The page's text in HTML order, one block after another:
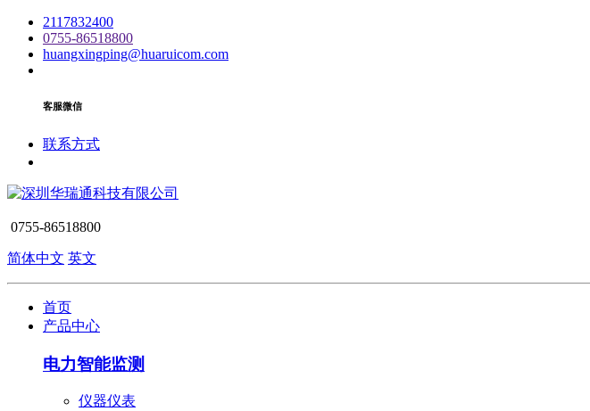
2117832400
0755-86518800
huangxingping@huaruicom.com
客服微信
联系方式
0755-86518800
简体中文 英文
首页
产品中心
电力智能监测
仪器仪表